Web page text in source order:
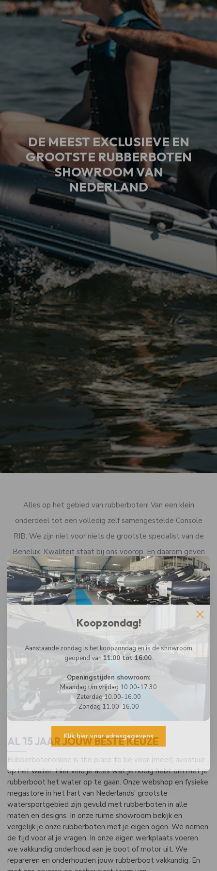
DE MEEST EXCLUSIEVE EN
GROOTSTE RUBBERBOTEN
SHOWROOM VAN
NEDERLAND
Alles op het gebied van rubberboten! Van een klein
onderdeel tot een volledig zelf samengestelde Console
RIB. We zijn niet voor niets de grootste specialist van de
Benelux. Kwaliteit staat bij ons voorop. En daarom geven
wij je zonder zorgen de langste garanties in de markt.
AL 15 JAAR JOUW BESTE KEUZE
Rubberbotenonline is the place to be voor (meer) avontuur
op het water. Hier vind je alles wat je nodig hebt om met je
rubberboot het water op te gaan. Onze webshop en fysieke
megastore in het hart van Nederlands’ grootste
watersportgebied zijn gevuld met rubberboten in alle
maten en designs. In onze ruime showroom bekijk en
vergelijk je onze rubberboten met je eigen ogen. We nemen
de tijd voor al je vragen. In onze eigen werkplaats voeren
we vakkundig onderhoud aan je boot of motor uit. We
repareren en onderhouden jouw rubberboot vakkundig. En
Koopzondag!
Aanstaande zondag is het koopzondag en is de showroom
geopend van11:00 tot 16:00.
Openingstijden showroom:
Maandag t/m vrijdag 10.00-17.30
Zaterdag 10.00-16.00
Zondag 11.00-16.00
Klik hier voor adresgegevens